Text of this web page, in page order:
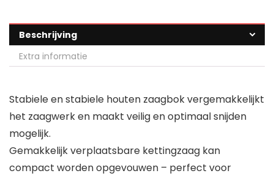
Beschrijving
Extra informatie
Stabiele en stabiele houten zaagbok vergemakkelijkt
het zaagwerk en maakt veilig en optimaal snijden
mogelijk.
Gemakkelijk verplaatsbare kettingzaag kan
compact worden opgevouwen – perfect voor